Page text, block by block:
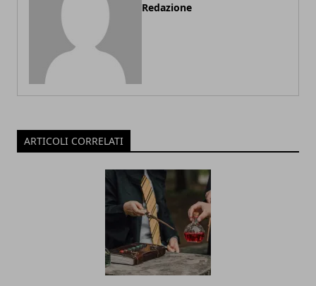
Redazione
ARTICOLI CORRELATI